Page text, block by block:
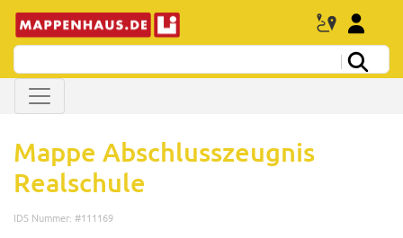
Mappe Abschlusszeugnis
Realschule
IDS Nummer: #111169